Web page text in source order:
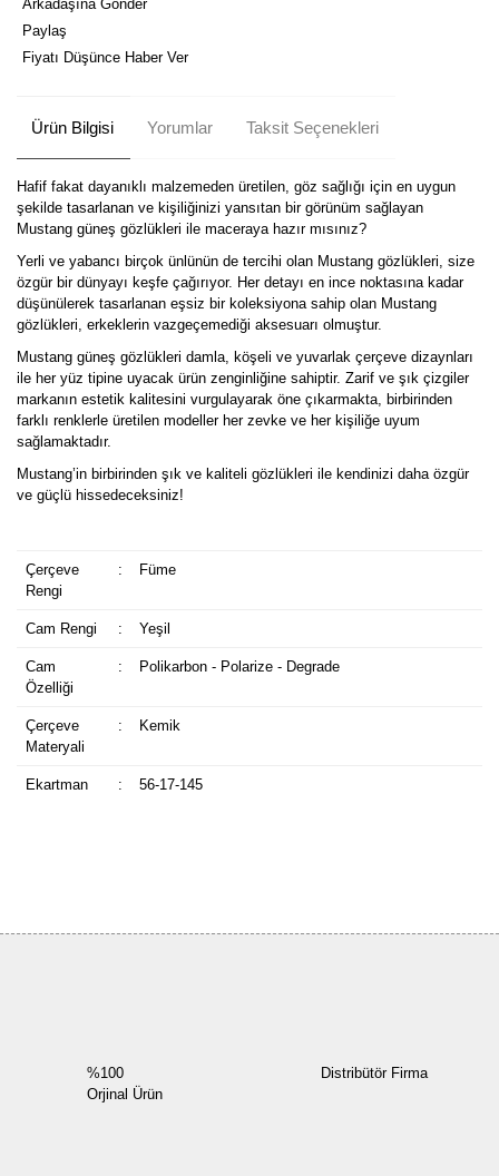
Arkadaşına Gönder
Paylaş
Fiyatı Düşünce Haber Ver
Ürün Bilgisi Yorumlar Taksit Seçenekleri
Hafif fakat dayanıklı malzemeden üretilen, göz sağlığı için en uygun
şekilde tasarlanan ve kişiliğinizi yansıtan bir görünüm sağlayan
Mustang güneş gözlükleri ile maceraya hazır mısınız?
Yerli ve yabancı birçok ünlünün de tercihi olan Mustang gözlükleri, size
özgür bir dünyayı keşfe çağırıyor. Her detayı en ince noktasına kadar
düşünülerek tasarlanan eşsiz bir koleksiyona sahip olan Mustang
gözlükleri, erkeklerin vazgeçemediği aksesuarı olmuştur.
Mustang güneş gözlükleri damla, köşeli ve yuvarlak çerçeve dizaynları
ile her yüz tipine uyacak ürün zenginliğine sahiptir. Zarif ve şık çizgiler
markanın estetik kalitesini vurgulayarak öne çıkarmakta, birbirinden
farklı renklerle üretilen modeller her zevke ve her kişiliğe uyum
sağlamaktadır.
Mustang’in birbirinden şık ve kaliteli gözlükleri ile kendinizi daha özgür
ve güçlü hissedeceksiniz!
Çerçeve
Rengi
: Füme
Cam Rengi : Yeşil
Cam
Özelliği
: Polikarbon - Polarize - Degrade
Çerçeve
Materyali
: Kemik
Ekartman : 56-17-145
%100
Orjinal Ürün
Distribütör Firma